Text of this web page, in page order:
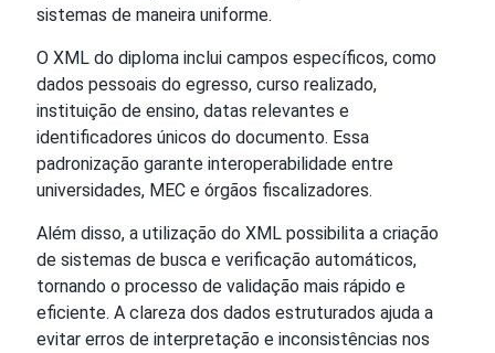
sistemas de maneira uniforme.
O XML do diploma inclui campos específicos, como
dados pessoais do egresso, curso realizado,
instituição de ensino, datas relevantes e
identificadores únicos do documento. Essa
padronização garante interoperabilidade entre
universidades, MEC e órgãos fiscalizadores.
Além disso, a utilização do XML possibilita a criação
de sistemas de busca e verificação automáticos,
tornando o processo de validação mais rápido e
eficiente. A clareza dos dados estruturados ajuda a
evitar erros de interpretação e inconsistências nos